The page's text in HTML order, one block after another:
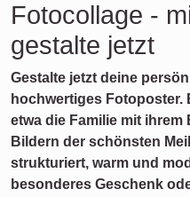
Fotocollage -
gestalte jetzt
Gestalte jetzt deine
hochwertiges Fotoposter.
etwa die Familie mit
Bildern der schönsten
strukturiert, warm und
besonderes Geschenk